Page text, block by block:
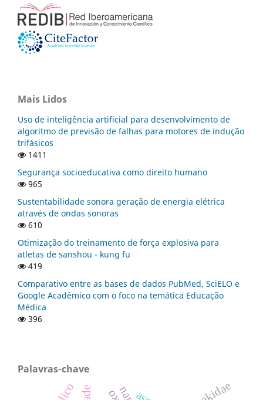
Mais Lidos
Uso de inteligência artificial para desenvolvimento de
algoritmo de previsão de falhas para motores de indução
trifásicos
1411
Segurança socioeducativa como direito humano
965
Sustentabilidade sonora geração de energia elétrica
através de ondas sonoras
610
Otimização do treinamento de força explosiva para
atletas de sanshou - kung fu
419
Comparativo entre as bases de dados PubMed, SciELO e
Google Acadêmico com o foco na temática Educação
Médica
396
Palavras-chave